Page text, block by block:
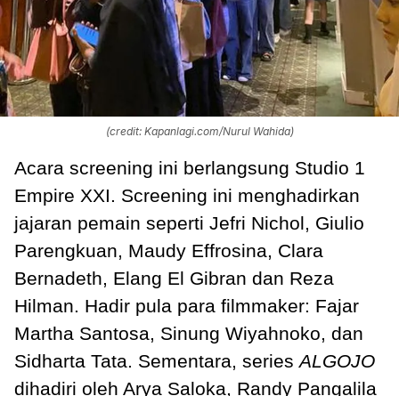
(credit: Kapanlagi.com/Nurul Wahida)
Acara screening ini berlangsung Studio 1
Empire XXI. Screening ini menghadirkan
jajaran pemain seperti Jefri Nichol, Giulio
Parengkuan, Maudy Effrosina, Clara
Bernadeth, Elang El Gibran dan Reza
Hilman. Hadir pula para filmmaker: Fajar
Martha Santosa, Sinung Wiyahnoko, dan
Sidharta Tata. Sementara, series ALGOJO
dihadiri oleh Arya Saloka, Randy Pangalila